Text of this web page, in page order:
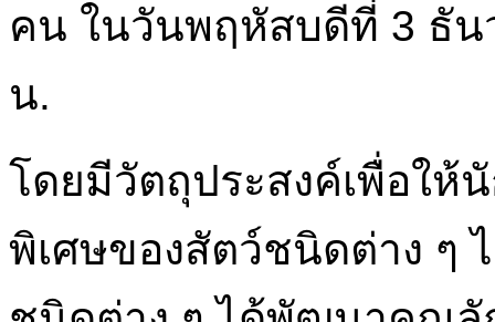
คน ในวันพฤหัสบดีที่ 3 ธัน
น.
โดยมีวัตถุประสงค์เพื่อให้
พิเศษของสัตว์ชนิดต่าง ๆ